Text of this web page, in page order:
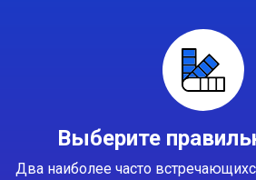
Выберите
Два наиболее часто